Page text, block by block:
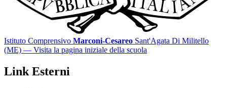
Istituto Comprensivo Marconi-Cesareo Sant'Agata Di Militello
(ME) — Visita la pagina iniziale della scuola
Link Esterni